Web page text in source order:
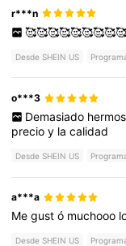
r***n
Desde SHEIN US
o***3
Demasiado
precioy lacalidad
Desde SHEIN US
a***a
Megustó muchooo
Desde SHEIN US